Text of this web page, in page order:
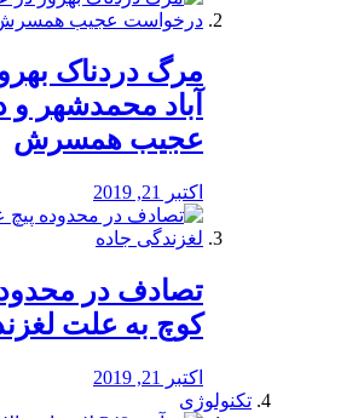
مرگ دردناک
آباد محمدشهر
عجیب همسرش
اکتبر 21, 2019
تصادف در
کوچ به علت
اکتبر 21, 2019
تکنولوژی